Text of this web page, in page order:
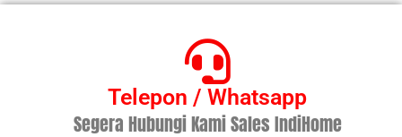
Telepon / Whatsapp
Segera Hubungi Kami Sales IndiHome